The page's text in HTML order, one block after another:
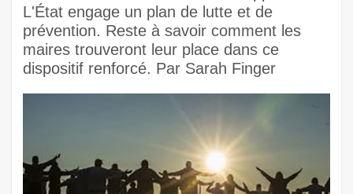
L'État engage un plan de lutte et de
prévention. Reste à savoir comment les
maires trouveront leur place dans ce
dispositif renforcé. Par Sarah Finger